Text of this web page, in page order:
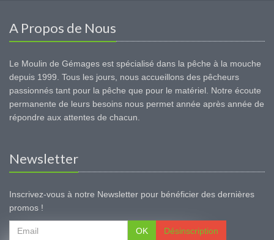
A Propos de Nous
Le Moulin de Gémages est spécialisé dans la pêche à la mouche
depuis 1999. Tous les jours, nous accueillons des pêcheurs
passionnés tant pour la pêche que pour le matériel. Notre écoute
permanente de leurs besoins nous permet année après année de
répondre aux attentes de chacun.
Newsletter
Inscrivez-vous à notre Newsletter pour bénéficier des dernières
promos !
OK Désinscription